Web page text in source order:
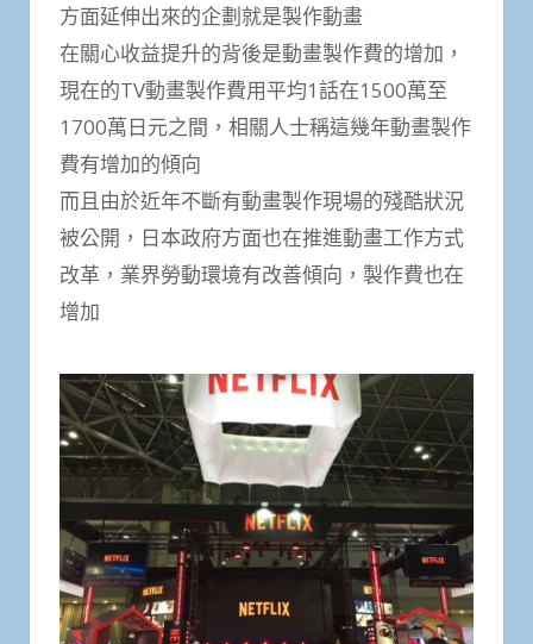
方面延伸出來的企劃就是製作動畫
在關心收益提升的背後是動畫製作費的增加，
現在的TV動畫製作費用平均1話在1500萬至
1700萬日元之間，相關人士稱這幾年動畫製作
費有增加的傾向
而且由於近年不斷有動畫製作現場的殘酷狀況
被公開，日本政府方面也在推進動畫工作方式
改革，業界勞動環境有改善傾向，製作費也在
增加